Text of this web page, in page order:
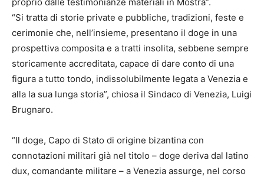
proprio dalle testimonianze materiali in Mostra”.
“Si tratta di storie private e pubbliche, tradizioni, feste e
cerimonie che, nell’insieme, presentano il doge in una
prospettiva composita e a tratti insolita, sebbene sempre
storicamente accreditata, capace di dare conto di una
figura a tutto tondo, indissolubilmente legata a Venezia e
alla la sua lunga storia”, chiosa il Sindaco di Venezia, Luigi
Brugnaro.
“Il doge, Capo di Stato di origine bizantina con
connotazioni militari già nel titolo – doge deriva dal latino
dux, comandante militare – a Venezia assurge, nel corso